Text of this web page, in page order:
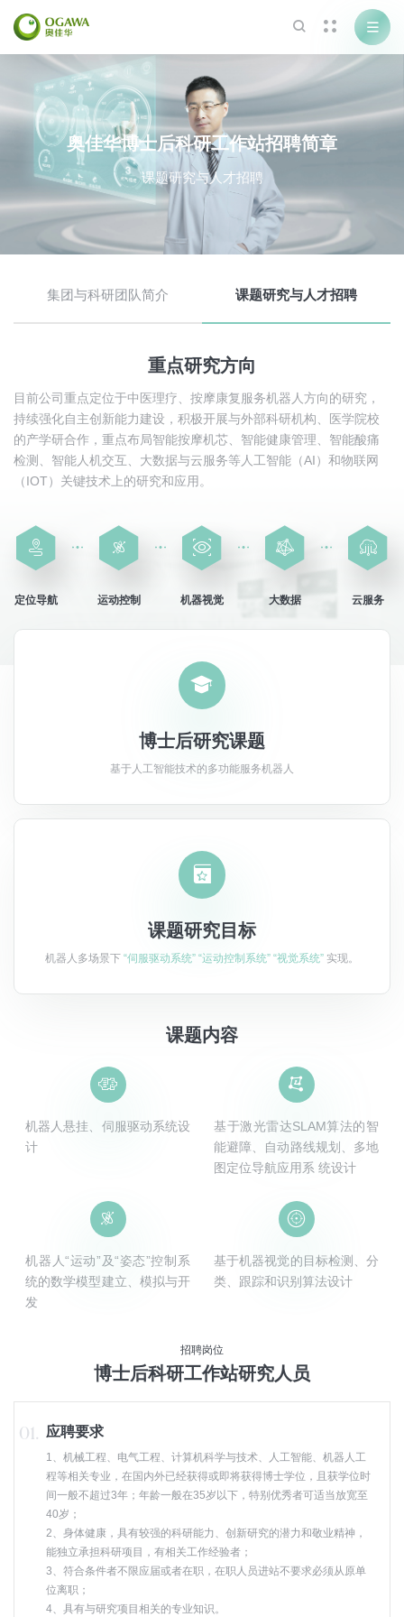



奥佳华博士后科研工作站招聘简章
课题研究与人才招聘
集团与科研团队简介 课题研究与人才招聘
重点研究方向
目前公司重点定位于中医理疗、按摩康复服务机器人方向的研究，
持续强化自主创新能力建设，积极开展与外部科研机构、医学院校
的产学研合作，重点布局智能按摩机芯、智能健康管理、智能酸痛
检测、智能人机交互、大数据与云服务等人工智能（AI）和物联网
（IOT）关键技术上的研究和应用。


定位导航


运动控制


机器视觉


大数据


云服务

博士后研究课题
基于人工智能技术的多功能服务机器人

课题研究目标
机器人多场景下 “伺服驱动系统” “运动控制系统” “视觉系统” 实现。
课题内容

机器人悬挂、伺服驱动系统设
计

基于激光雷达SLAM算法的智
能避障、自动路线规划、多地
图定位导航应用系 统设计

机器人“运动”及“姿态”控制系
统的数学模型建立、模拟与开
发

基于机器视觉的目标检测、分
类、跟踪和识别算法设计
招聘岗位
博士后科研工作站研究人员
应聘要求
1、机械工程、电气工程、计算机科学与技术、人工智能、机器人工
程等相关专业，在国内外已经获得或即将获得博士学位，且获学位时
间一般不超过3年；年龄一般在35岁以下，特别优秀者可适当放宽至
40岁；
2、身体健康，具有较强的科研能力、创新研究的潜力和敬业精神，
能独立承担科研项目，有相关工作经验者；
3、符合条件者不限应届或者在职，在职人员进站不要求必须从原单
位离职；
4、具有与研究项目相关的专业知识。
关于我们
成为会员
加入我们
博士后科研站
招商加盟
购买渠道
线下门店
天猫旗舰店
友情链接
OGAWA中国台湾
OGAWA马来西亚